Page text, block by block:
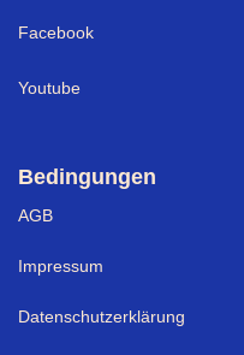
Facebook
Youtube
Bedingungen
AGB
Impressum
Datenschutzerklärung